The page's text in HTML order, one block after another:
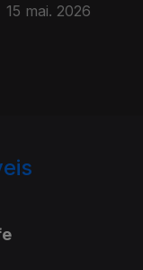
15 mai. 2026